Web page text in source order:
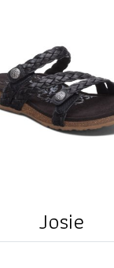
Josie